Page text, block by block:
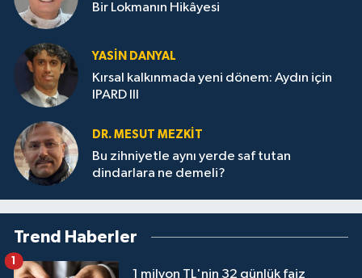
Bir Lokmanın Hikâyesi
YASIN DANYAL
Kırsal kalkınmada yeni dönem: Aydın için
IPARD III
DR. MESUT MEZKIT
Bu zihniyetle aynı yerde saf tutan
dindarlara ne demeli?
Trend Haberler
1 milyon TL'nin 32 günlük faiz
1